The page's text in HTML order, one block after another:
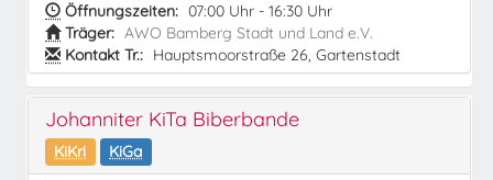
Öffnungszeiten: 07:00 Uhr - 16:30 Uhr
Träger: AWO Bamberg Stadt und Land e.V.
Kontakt Tr.: Hauptsmoorstraße 26, Gartenstadt
Johanniter KiTa Biberbande
KiKri
KiGa